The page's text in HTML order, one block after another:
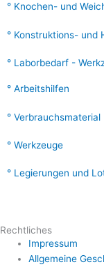
Knochen- und
Konstruktions- und
Laborbedarf -
Arbeitshilfen
Verbrauchsmaterial
Werkzeuge
Legierungen und
Rechtliches
Impressum
Allgemeine